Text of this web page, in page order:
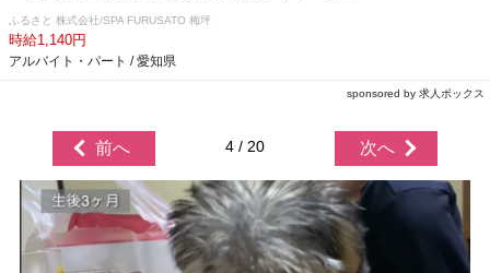
ふるさと 株式会社/SPA FURUSATO 梅坪
時給1,140円
アルバイト・パート / 愛知県
sponsored by 求人ボックス
前へ 4 / 20 次へ